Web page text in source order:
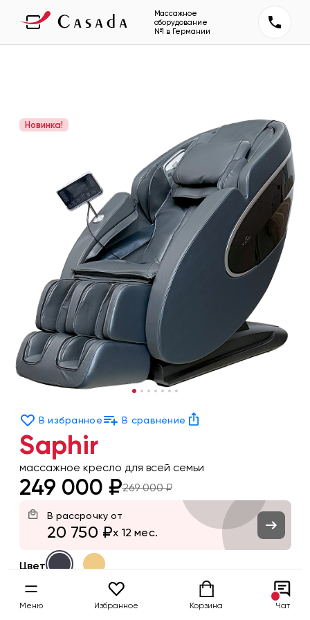
Массажное
оборудование
№1 в Германии
Новинка!
В избранное В сравнение
Saphir
массажное кресло для всей семьи
249 000 ₽269 000 ₽
В рассрочку от
20 750 ₽x 12 мес.
Цвет
Меню Избранное Корзина Чат